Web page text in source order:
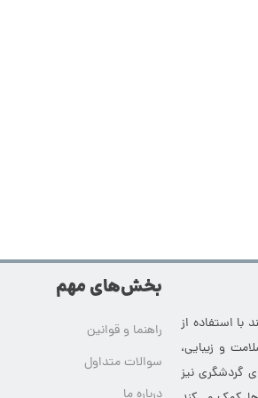
با استفاده از
و زیبایی،
گردشگری نیز
بخش‌های مهم
راهنما و قوانین
سوالات متداول